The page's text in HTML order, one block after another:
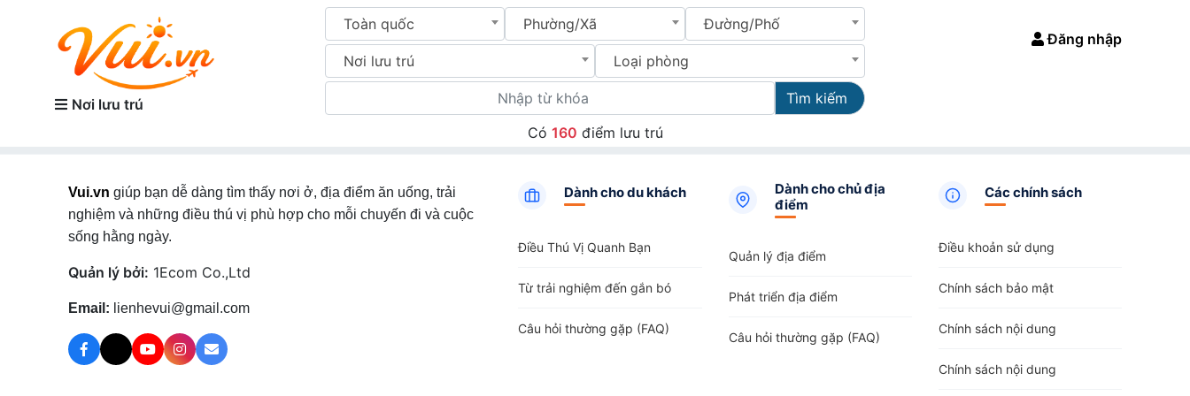
Nơi lưu trú
Toàn quốc Phường/Xã Đường/Phố
Nơi lưu trú Loại phòng
Tìm kiếm
Đăng nhập
Có 160 điểm lưu trú
Vui.vn giúp bạn dễ dàng tìm thấy nơi ở, địa điểm ăn uống, trải
nghiệm và những điều thú vị phù hợp cho mỗi chuyến đi và cuộc
sống hằng ngày.
Quản lý bởi: 1Ecom Co.,Ltd
Email: lienhevui@gmail.com
Dành cho du khách
Điều Thú Vị Quanh Bạn
Từ trải nghiệm đến gắn bó
Câu hỏi thường gặp (FAQ)
Dành cho chủ địa
điểm
Quản lý địa điểm
Phát triển địa điểm
Câu hỏi thường gặp (FAQ)
Các chính sách
Điều khoản sử dụng
Chính sách bảo mật
Chính sách nội dung
Chính sách nội dung